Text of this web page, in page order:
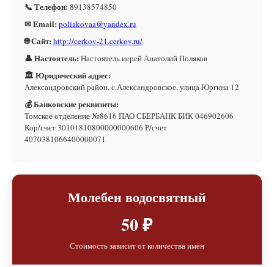
📞 Телефон: 89138574850
✉ Email: poliakovaa@yandex.ru
🌐 Сайт: http://cerkov-21.cerkov.ru/
👤 Настоятель: Настоятель иерей Анатолий Поляков
🏛 Юридический адрес:
Александровский район, с.Александровское, улица Юргина 12
💰 Банковские реквизиты:
Томское отделение №8616 ПАО СБЕРБАНК БИК 046902606
Кор/счет 30101810800000000606 Р/счет
4070381066400000071
Молебен водосвятный
50 ₽
Стоимость зависит от количества имён